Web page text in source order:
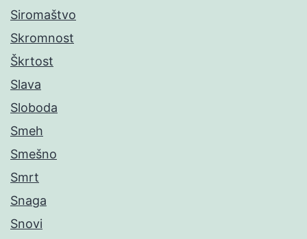
Siromaštvo
Skromnost
Škrtost
Slava
Sloboda
Smeh
Smešno
Smrt
Snaga
Snovi